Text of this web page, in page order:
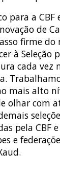
para a CBF
de
firme do
à Seleção
cada vez
mais alto
olhar com
pela CBF
e